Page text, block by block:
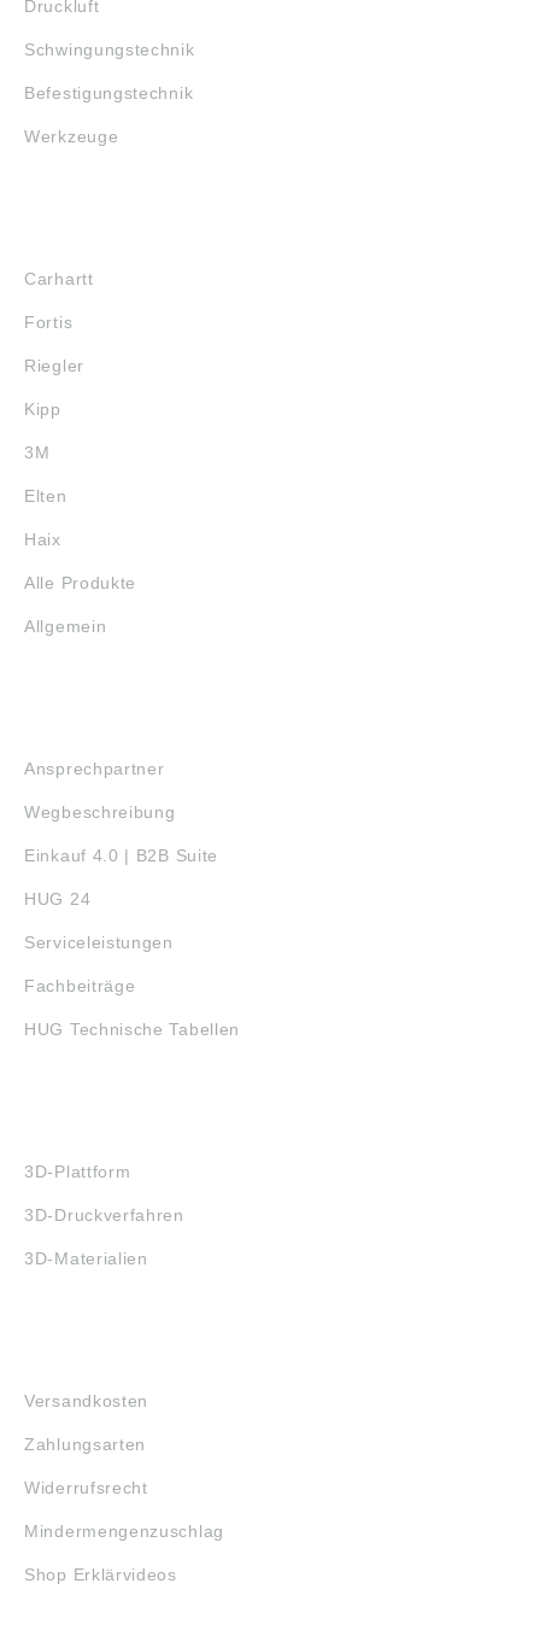
Druckluft
Schwingungstechnik
Befestigungstechnik
Werkzeuge
Carhartt
Fortis
Riegler
Kipp
3M
Elten
Haix
Alle Produkte
Allgemein
Ansprechpartner
Wegbeschreibung
Einkauf 4.0 | B2B Suite
HUG 24
Serviceleistungen
Fachbeiträge
HUG Technische Tabellen
3D-Plattform
3D-Druckverfahren
3D-Materialien
Versandkosten
Zahlungsarten
Widerrufsrecht
Mindermengenzuschlag
Shop Erklärvideos